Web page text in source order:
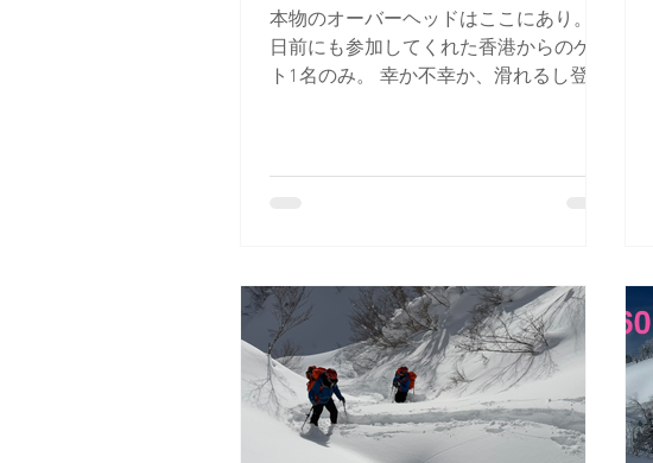
本物のオーバーヘッドはここにあり。 2
日前にも参加してくれた香港からのゲス
ト1名のみ。 幸か不幸か、滑れるし登れ
るし、どんどん深くなり、その深さは沼
となる。 気温は終始マイナス10度以
下。 滑れば前が見えないし、粉でむせ
てくる。 これって去年もあったスノー
ハラスメントだ！ ※スノーハラスメン
ト＝昇天 で、そのうちラッセルは膝を